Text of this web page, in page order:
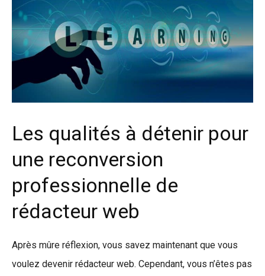
Les qualités à détenir pour
une reconversion
professionnelle de
rédacteur web
Après mûre réflexion, vous savez maintenant que vous
voulez devenir rédacteur web. Cependant, vous n’êtes pas